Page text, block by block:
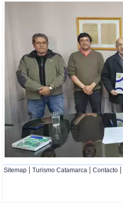
Sitemap | Turismo Catamarca | Contacto |